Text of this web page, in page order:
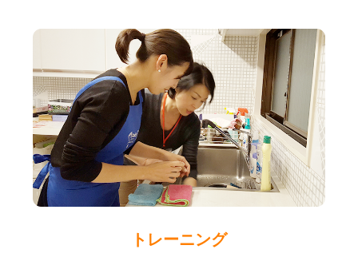
トレーニング